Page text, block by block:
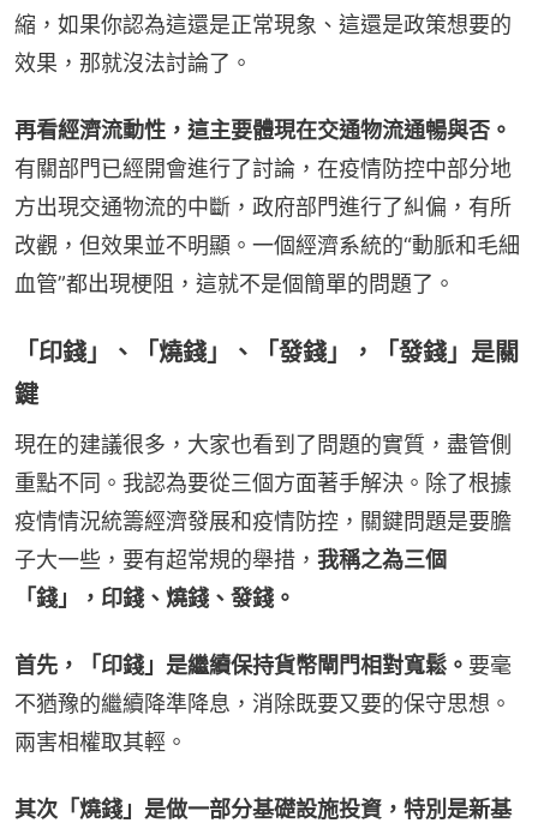
縮，如果你認為這還是正常現象、這還是政策想要的
效果，那就沒法討論了。
再看經濟流動性，這主要體現在交通物流通暢與否。
有關部門已經開會進行了討論，在疫情防控中部分地
方出現交通物流的中斷，政府部門進行了糾偏，有所
改觀，但效果並不明顯。一個經濟系統的“動脈和毛細
血管”都出現梗阻，這就不是個簡單的問題了。
「印錢」、「燒錢」、「發錢」，「發錢」是關
鍵
現在的建議很多，大家也看到了問題的實質，盡管側
重點不同。我認為要從三個方面著手解決。除了根據
疫情情況統籌經濟發展和疫情防控，關鍵問題是要膽
子大一些，要有超常規的舉措， 我稱之為三個
「錢」，印錢、燒錢、發錢。
首先，「印錢」是繼續保持貨幣閘門相對寬鬆。 要毫
不猶豫的繼續降準降息，消除既要又要的保守思想。
兩害相權取其輕。
其次「燒錢」是做一部分基礎設施投資，特別是新基